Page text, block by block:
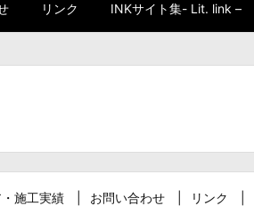
リンク INKサイト集- Lit. link –
施工実績 お問い合わせ リンク